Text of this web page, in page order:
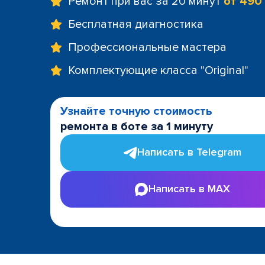
Бесплатная диагностика
Профессиональные мастера
Комплектующие класса "Original"
Узнайте точную стоимость
ремонта в боте за 1 минуту
Написать в Telegram
Написать в MAX